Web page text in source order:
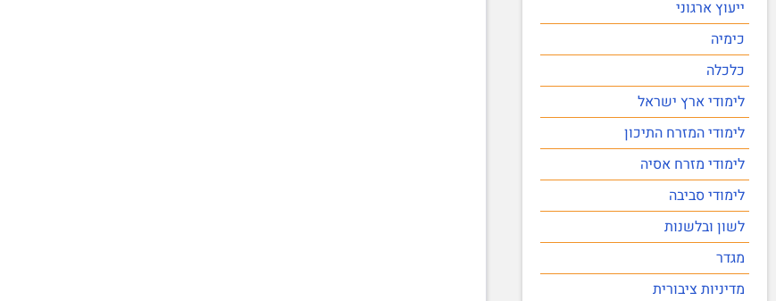
ייעוץ ארגוני
כימיה
כלכלה
לימודי ארץ ישראל
לימודי המזרח התיכון
לימודי מזרח אסיה
לימודי סביבה
לשון ובלשנות
מגדר
מדיניות ציבורית